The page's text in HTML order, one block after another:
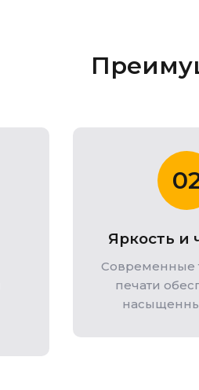
Яркость и
Современные
печати